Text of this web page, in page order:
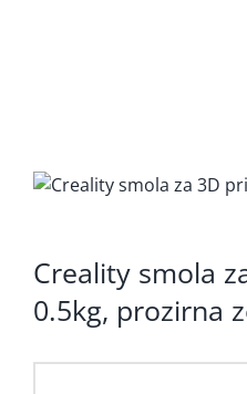
RAČUNALA
PERIFERIJA
KABELI I KONEKTORI
MREŽNA OPREMA
Creality smola
0.5kg, prozirna